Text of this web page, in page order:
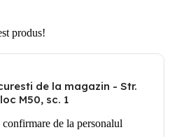
produs!
de la magazin - Str.
M50, sc. 1
de la personalul